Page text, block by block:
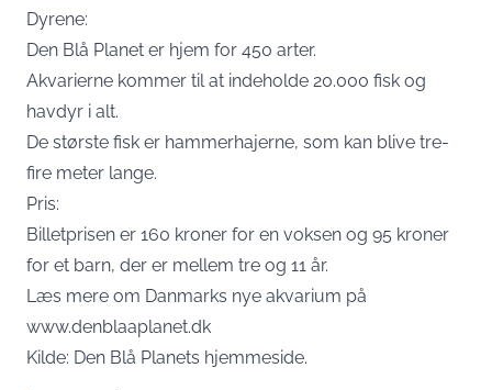
Dyrene:
Den Blå Planet er hjem for 450 arter.
Akvarierne kommer til at indeholde 20.000 fisk og
havdyr i alt.
De største fisk er hammerhajerne, som kan blive tre-
fire meter lange.
Pris:
Billetprisen er 160 kroner for en voksen og 95 kroner
for et barn, der er mellem tre og 11 år.
Læs mere om Danmarks nye akvarium på
www.denblaaplanet.dk
Kilde: Den Blå Planets hjemmeside.